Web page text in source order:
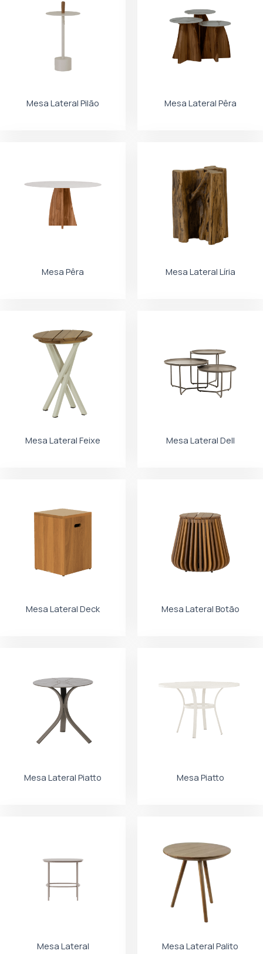
Mesa Lateral Pilão Mesa Lateral Pêra
Mesa Pêra Mesa Lateral Líria
Mesa Lateral Feixe Mesa Lateral Dell
Mesa Lateral Deck Mesa Lateral Botão
Mesa Lateral Piatto Mesa Piatto
Mesa Lateral
Mesa Lateral Palito